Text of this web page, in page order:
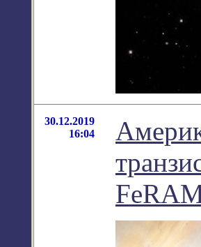
30.12.2019
16:04